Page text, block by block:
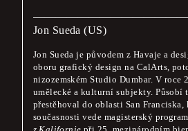
Jon Sueda (US)
Jon Sueda je původem z Havaje a
oboru grafický design na CalArts,
nizozemském Studio Dumbar. V
umělecké a kulturní subjekty. Působí
přestěhoval do oblasti San
současnosti vede magisterský
Ve dnech 17., 18. a 19. června 2016
teoretiků designu.
Sympozium nabídne možnost seznámit
příležitostí k osobním rozhovorům a
ModerujeOliver Klimpel